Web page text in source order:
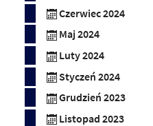
Czerwiec 2024
Maj 2024
Luty 2024
Styczeń 2024
Grudzień 2023
Listopad 2023